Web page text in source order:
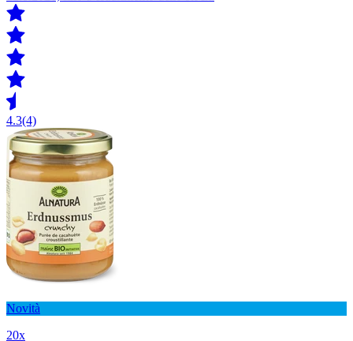
4.3(4)
Novità
20x